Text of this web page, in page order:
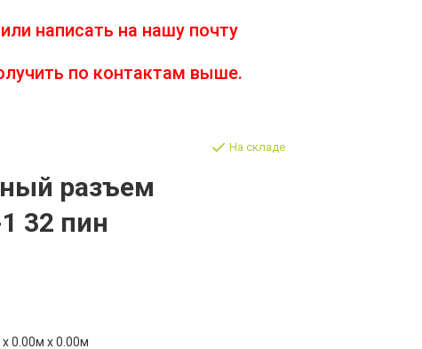
написать на нашу почту
по контактам выше.
разъем
32 пин
На складе
0.00м x 0.00м